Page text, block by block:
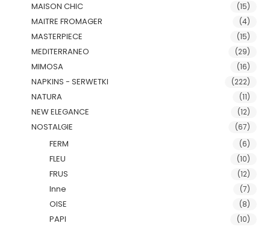
MAISON CHIC (15)
MAITRE FROMAGER (4)
MASTERPIECE (15)
MEDITERRANEO (29)
MIMOSA (16)
NAPKINS - SERWETKI (222)
NATURA (11)
NEW ELEGANCE (12)
NOSTALGIE (67)
FERM (6)
FLEU (10)
FRUS (12)
Inne (7)
OISE (8)
PAPI (10)